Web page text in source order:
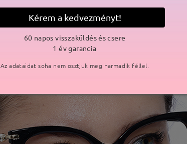
Kérem a kedvezményt!
60 napos visszaküldés és csere
1 év garancia
Az adataidat soha nem osztjuk meg harmadik féllel.